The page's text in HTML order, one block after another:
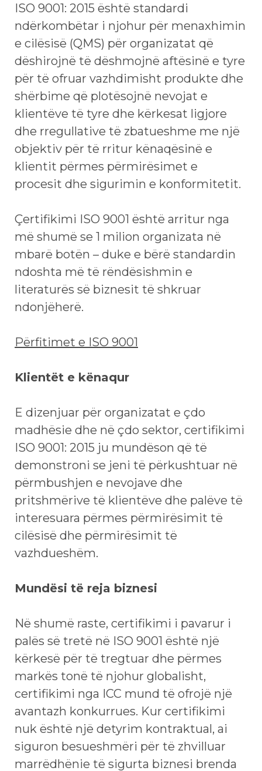
ISO 9001: 2015 është standardi
ndërkombëtar i njohur për menaxhimin
e cilësisë (QMS) për organizatat që
dëshirojnë të dëshmojnë aftësinë e tyre
për të ofruar vazhdimisht produkte dhe
shërbime që plotësojnë nevojat e
klientëve të tyre dhe kërkesat ligjore
dhe rregullative të zbatueshme me një
objektiv për të rritur kënaqësinë e
klientit përmes përmirësimet e
procesit dhe sigurimin e konformitetit.
Çertifikimi ISO 9001 është arritur nga
më shumë se 1 milion organizata në
mbarë botën – duke e bërë standardin
ndoshta më të rëndësishmin e
literaturës së biznesit të shkruar
ndonjëherë.
Përfitimet e ISO 9001
Klientët e kënaqur
E dizenjuar për organizatat e çdo
madhësie dhe në çdo sektor, certifikimi
ISO 9001: 2015 ju mundëson që të
demonstroni se jeni të përkushtuar në
përmbushjen e nevojave dhe
pritshmërive të klientëve dhe palëve të
interesuara përmes përmirësimit të
cilësisë dhe përmirësimit të
vazhdueshëm.
Mundësi të reja biznesi
Në shumë raste, certifikimi i pavarur i
palës së tretë në ISO 9001 është një
kërkesë për të tregtuar dhe përmes
markës tonë të njohur globalisht,
certifikimi nga ICC mund të ofrojë një
avantazh konkurrues. Kur certifikimi
nuk është një detyrim kontraktual, ai
siguron besueshmëri për të zhvilluar
marrëdhënie të sigurta biznesi brenda